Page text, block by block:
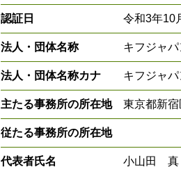
認証日 令和3年10
法人・団体名称 キフジャパ
法人・団体名称カナ キフジャパ
主たる事務所の所在地 東京都新
従たる事務所の所在地
代表者氏名 小山田 真